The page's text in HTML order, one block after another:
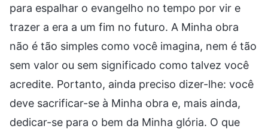
para espalhar o evangelho no tempo por vir e
trazer a era a um fim no futuro. A Minha obra
não é tão simples como você imagina, nem é tão
sem valor ou sem significado como talvez você
acredite. Portanto, ainda preciso dizer-lhe: você
deve sacrificar-se à Minha obra e, mais ainda,
dedicar-se para o bem da Minha glória. O que